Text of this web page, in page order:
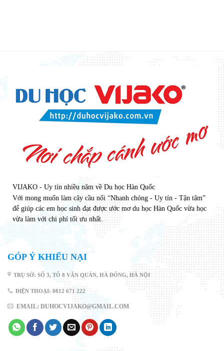
VIJAKO - Uy tín nhiều năm về Du học Hàn Quốc
Với mong muốn làm cây cầu nối “Nhanh chóng - Uy tín - Tận tâm”
để giúp các em học sinh đạt được ước mơ du học Hàn Quốc vừa học
vừa làm với chi phí tối ưu nhất.
GÓP Ý KHIẾU NẠI
TRỤ SỞ: SỐ 3, TỔ 8 VĂN QUÁN, HÀ ĐÔNG, HÀ NỘI
ĐIỆN THOẠI: 0812 671 222
EMAIL: DUHOCVIJAKO@GMAIL.COM